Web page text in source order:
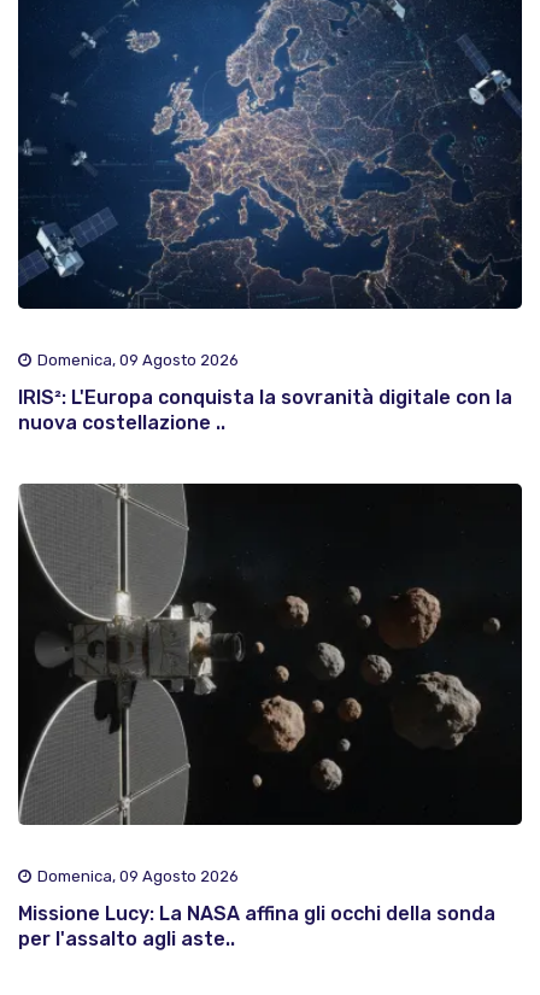
Domenica, 09 Agosto 2026
IRIS²: L'Europa conquista la sovranità digitale con la
nuova costellazione ..
Domenica, 09 Agosto 2026
Missione Lucy: La NASA affina gli occhi della sonda
per l'assalto agli aste..